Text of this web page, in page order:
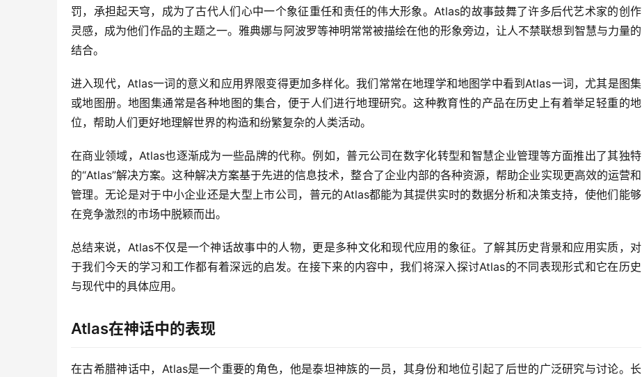
罚，承担起天穹，成为了古代人们心中一个象征重任和责任的伟大形象。Atlas的故事鼓舞了许多后代艺术家的创作
灵感，成为他们作品的主题之一。雅典娜与阿波罗等神明常常被描绘在他的形象旁边，让人不禁联想到智慧与力量的
结合。
进入现代，Atlas一词的意义和应用界限变得更加多样化。我们常常在地理学和地图学中看到Atlas一词，尤其是图集
或地图册。地图集通常是各种地图的集合，便于人们进行地理研究。这种教育性的产品在历史上有着举足轻重的地
位，帮助人们更好地理解世界的构造和纷繁复杂的人类活动。
在商业领域，Atlas也逐渐成为一些品牌的代称。例如，普元公司在数字化转型和智慧企业管理等方面推出了其独特
的“Atlas”解决方案。这种解决方案基于先进的信息技术，整合了企业内部的各种资源，帮助企业实现更高效的运营和
管理。无论是对于中小企业还是大型上市公司，普元的Atlas都能为其提供实时的数据分析和决策支持，使他们能够
在竞争激烈的市场中脱颖而出。
总结来说，Atlas不仅是一个神话故事中的人物，更是多种文化和现代应用的象征。了解其历史背景和应用实质，对
于我们今天的学习和工作都有着深远的启发。在接下来的内容中，我们将深入探讨Atlas的不同表现形式和它在历史
与现代中的具体应用。
Atlas在神话中的表现
在古希腊神话中，Atlas是一个重要的角色，他是泰坦神族的一员，其身份和地位引起了后世的广泛研究与讨论。长